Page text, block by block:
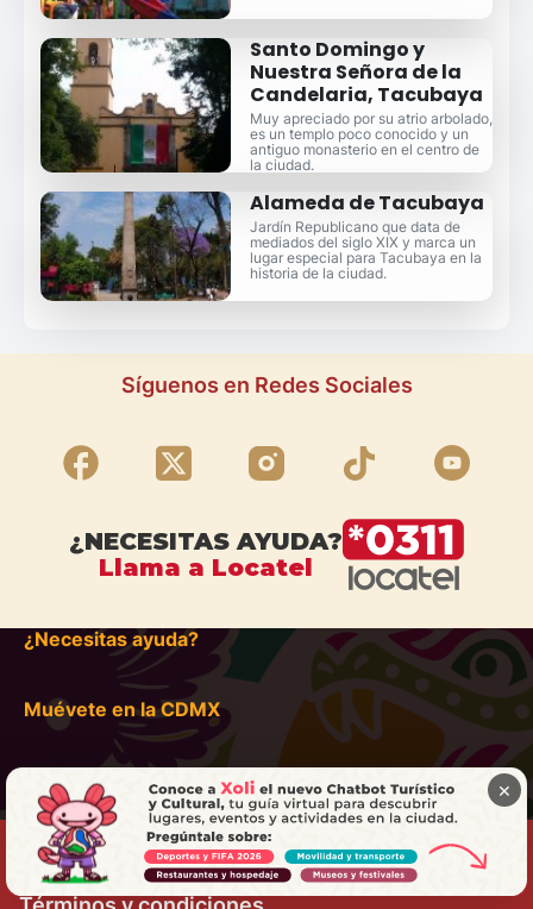
Santo Domingo y
Nuestra Señora de la
Candelaria, Tacubaya
Muy apreciado por su atrio arbolado,
es un templo poco conocido y un
antiguo monasterio en el centro de
la ciudad.
Alameda de Tacubaya
Jardín Republicano que data de
mediados del siglo XIX y marca un
lugar especial para Tacubaya en la
historia de la ciudad.
Síguenos en Redes Sociales
¿NECESITAS AYUDA?
Llama a Locatel
¿Necesitas ayuda?
Muévete en la CDMX
×